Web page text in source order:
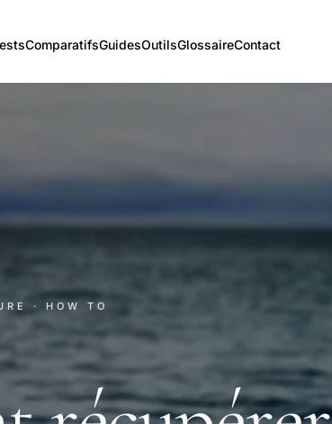
ComparatifsGuidesOutilsGlossaireContact
· HOW TO